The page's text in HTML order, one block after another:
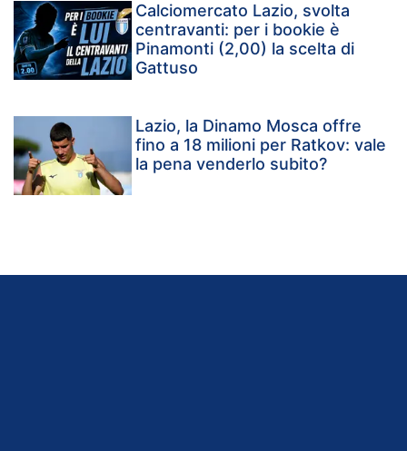
Calciomercato Lazio, svolta
centravanti: per i bookie è
Pinamonti (2,00) la scelta di
Gattuso
Lazio, la Dinamo Mosca offre
fino a 18 milioni per Ratkov: vale
la pena venderlo subito?